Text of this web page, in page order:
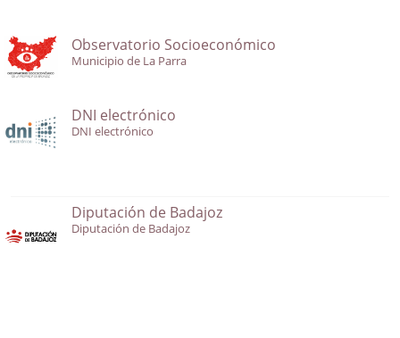
Observatorio Socioeconómico
Municipio de La Parra
DNI electrónico
DNI electrónico
Diputación de Badajoz
Diputación de Badajoz